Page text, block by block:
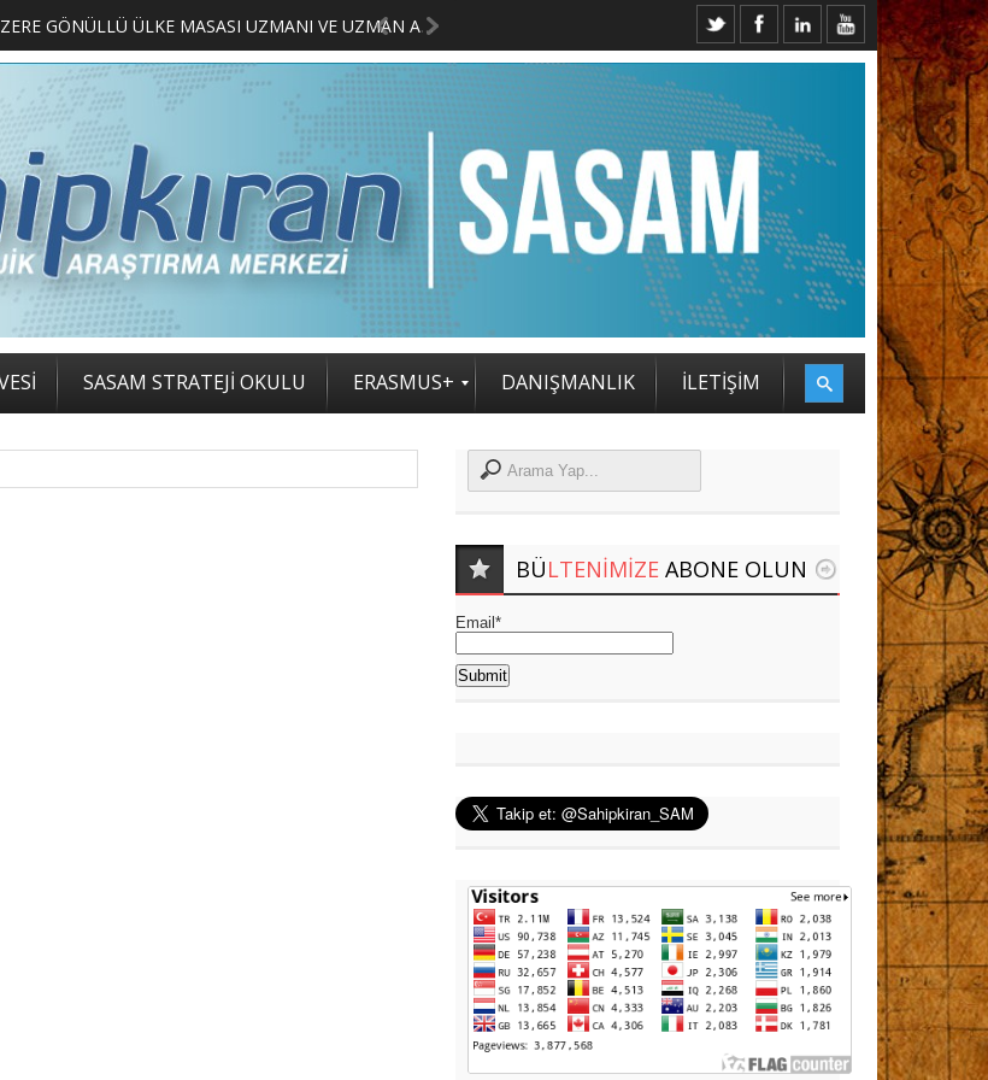
MERKEZİMİZ BÜNYESİNDE YETİŞTİRİLMEK ÜZERE GÖNÜLLÜ ÜLKE MASASI UZMANI VE UZMAN ADAYLARI ARIYORUZ 2. SASAM STRATEJİ ZİRVESİ KATILIMCILARI BELLİ OLDU
SASAM STRATEJİ OKULU ERASMUS+ DANIŞMANLIK İLETİŞİM
BÜLTENIMIZEABONE OLUN
Email*